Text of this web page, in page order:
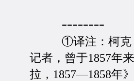
--------
①译注：柯克
记者，曾于1857年
拉，1857—1858年》